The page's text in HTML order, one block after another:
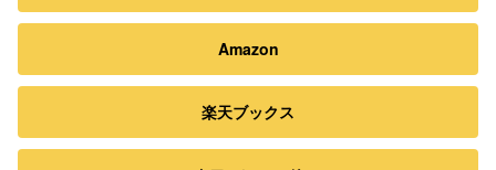
Amazon
楽天ブックス